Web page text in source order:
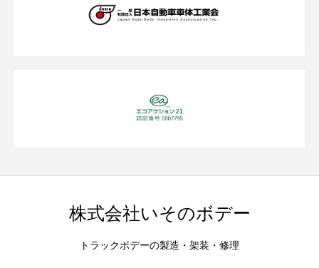
株式会社いそのボデー
トラックボデーの製造・架装・修理